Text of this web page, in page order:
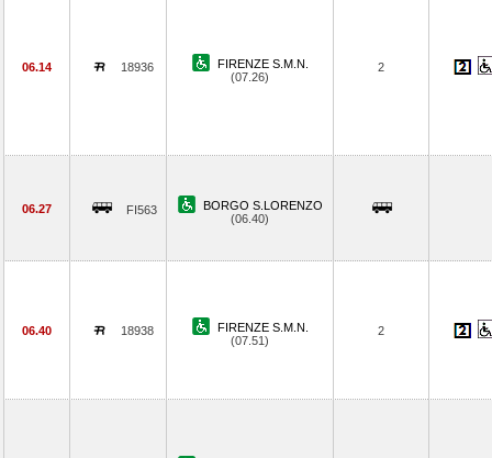
06.14 18936
FIRENZE S.M.N.
(07.26)
2
06.27 FI563
BORGO S.LORENZO
(06.40)
06.40 18938
FIRENZE S.M.N.
(07.51)
2